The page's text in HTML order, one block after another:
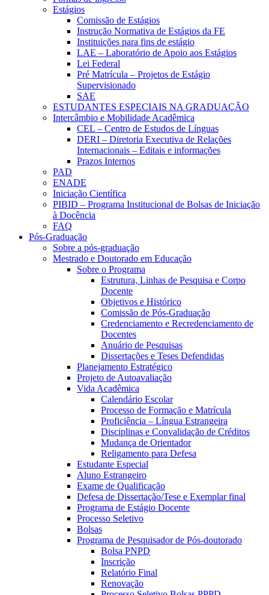
Estágios
Comissão de Estágios
Instrução Normativa de Estágios da FE
Instituições para fins de estágio
LAE – Laboratório de Apoio aos Estágios
Lei Federal
Pré Matrícula – Projetos de Estágio
Supervisionado
SAE
ESTUDANTES ESPECIAIS NA GRADUAÇÃO
Intercâmbio e Mobilidade Acadêmica
CEL – Centro de Estudos de Línguas
DERI – Diretoria Executiva de Relações
Internacionais – Editais e informações
Prazos Internos
PAD
ENADE
Iniciação Científica
PIBID – Programa Institucional de Bolsas de Iniciação
à Docência
FAQ
Pós-Graduação
Sobre a pós-graduação
Mestrado e Doutorado em Educação
Sobre o Programa
Estrutura, Linhas de Pesquisa e Corpo
Docente
Objetivos e Histórico
Comissão de Pós-Graduação
Credenciamento e Recredenciamento de
Docentes
Anuário de Pesquisas
Dissertações e Teses Defendidas
Planejamento Estratégico
Projeto de Autoavaliação
Vida Acadêmica
Calendário Escolar
Processo de Formação e Matrícula
Proficiência – Língua Estrangeira
Disciplinas e Convalidação de Créditos
Mudança de Orientador
Religamento para Defesa
Estudante Especial
Aluno Estrangeiro
Exame de Qualificação
Defesa de Dissertação/Tese e Exemplar final
Programa de Estágio Docente
Processo Seletivo
Bolsas
Programa de Pesquisador de Pós-doutorado
Bolsa PNPD
Inscrição
Relatório Final
Renovação